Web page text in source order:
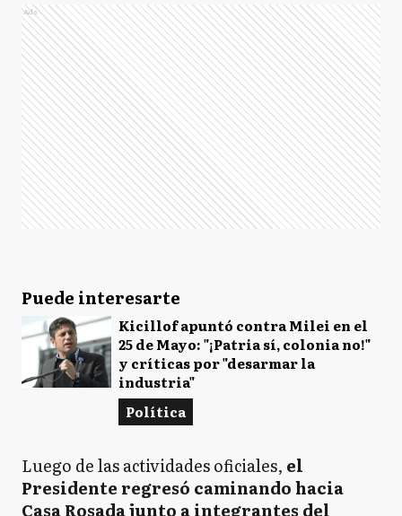
Ads
Puede interesarte
Kicillof apuntó contra Milei en el
25 de Mayo: "¡Patria sí, colonia no!"
y críticas por "desarmar la
industria"
Política
Luego de las actividades oficiales, el
Presidente regresó caminando hacia
Casa Rosada junto a integrantes del